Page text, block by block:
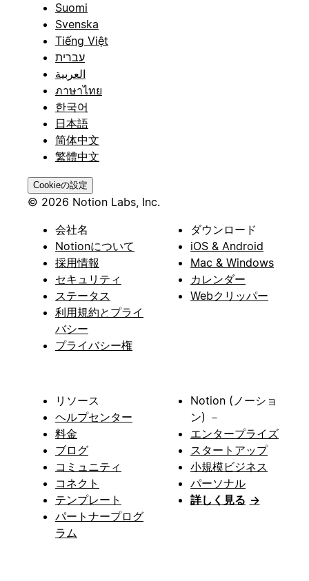
Suomi
Svenska
Tiếng Việt
עברית
العربية
ภาษาไทย
한국어
日本語
简体中文
繁體中文
Cookieの設定
© 2026 Notion Labs, Inc.
会社名
Notionについて
採用情報
セキュリティ
ステータス
利用規約とプライ
バシー
プライバシー権
ダウンロード
iOS & Android
Mac & Windows
カレンダー
Webクリッパー
リソース
ヘルプセンター
料金
ブログ
コミュニティ
コネクト
テンプレート
パートナープログ
ラム
Notion (ノーショ
ン) －
エンタープライズ
スタートアップ
小規模ビジネス
パーソナル
詳しく見る →